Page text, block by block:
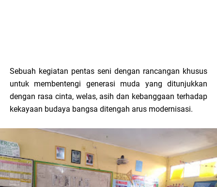
Sebuah kegiatan pentas seni dengan rancangan khusus
untuk membentengi generasi muda yang ditunjukkan
dengan rasa cinta, welas, asih dan kebanggaan terhadap
kekayaan budaya bangsa ditengah arus modernisasi.